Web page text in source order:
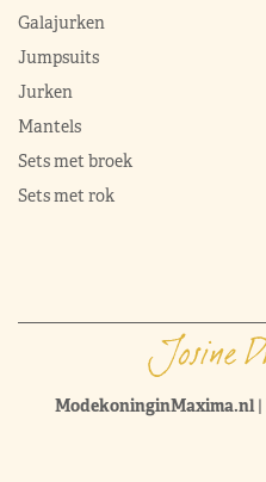
Galajurken
Jumpsuits
Jurken
Mantels
Sets met broek
Sets met rok
ModekoninginMaxima.nl|